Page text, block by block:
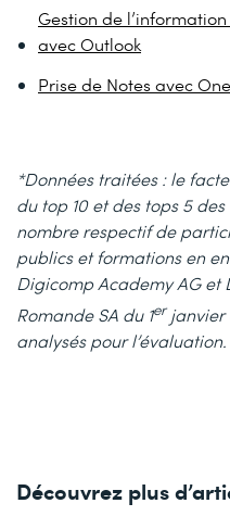
Gestion de
avec Outlook
Prise de Notes avec
*Données traitées : le
du top 10 et des tops 5
nombre respectif de
publics et formations en
Digicomp Academy AG et
Romande SA du 1erjanvier
analysés pour l’évaluation.
Découvrez plus